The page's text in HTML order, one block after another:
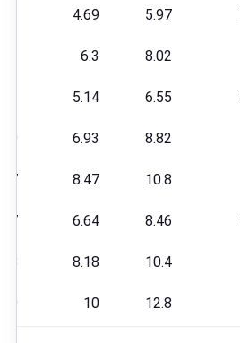
5.97
4.69
8.02
6.3
6.55
5.14
8.82
6.93
69
10.8
8.47
8.46
6.64
10.4
8.18
12.8
10